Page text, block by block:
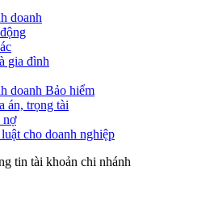
doanh
gia đình
doanh Bảo hiểm
án, trọng tài
nợ
cho doanh nghiệp
tin tài khoản chi nhánh